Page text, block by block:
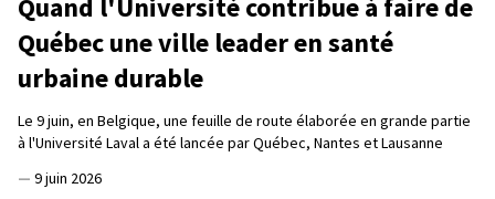
Quand l'Université contribue à faire de
Québec une ville leader en santé
urbaine durable
Le 9 juin, en Belgique, une feuille de route élaborée en grande partie
à l'Université Laval a été lancée par Québec, Nantes et Lausanne
— 9 juin 2026